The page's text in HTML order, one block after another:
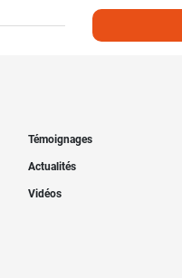
Témoignages
Actualités
Vidéos